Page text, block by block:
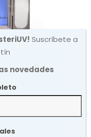
Suscríbete a
novedades